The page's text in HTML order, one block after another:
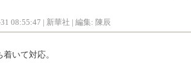
08:55:47 | 新華社 | 編集: 陳辰
いて対応。